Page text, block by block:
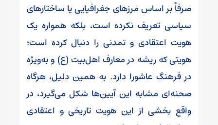
صرفاً بر اساس مرزهای جغرافیایی یا ساختارهای
سیاسی تعریف نکرده است، بلکه همواره یک
هویت اعتقادی و تمدنی را دنبال کرده است؛
هویتی که ریشه در معارف اهل‌بیت (ع) و به‌ویژه
در فرهنگ عاشورا دارد. به همین دلیل، هرگاه
صحنه‌ای مشابه این آیین‌ها شکل می‌گیرد، در
واقع بخشی از این هویت تاریخی و اعتقادی